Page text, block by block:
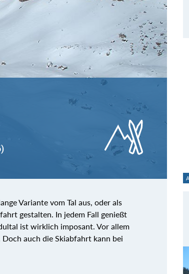
Variante vom Tal aus, oder als
gestalten. In jedem Fall genießt
ist wirklich imposant. Vor allem
auch die Skiabfahrt kann bei